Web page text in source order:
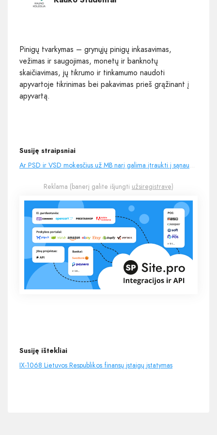
Pinigų tvarkymas – grynųjų pinigų inkasavimas,
vežimas ir saugojimas, monetų ir banknotų
skaičiavimas, jų tikrumo ir tinkamumo naudoti
apyvartoje tikrinimas bei pakavimas prieš grąžinant į
apyvartą.
Susiję straipsniai
Ar PSD ir VSD mokesčius už MB narį galima įtraukti į sąnaudas?
Reklama (banerį galite išjungti užsiregistravę)
Susiję ištekliai
IX-1068 Lietuvos Respublikos finansų įstaigų įstatymas